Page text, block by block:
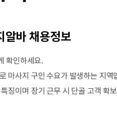
알바 채용정보
확인하세요.
마사지 구인 수요가 발생하는 지
징이며 장기 근무 시 단골 고객 확